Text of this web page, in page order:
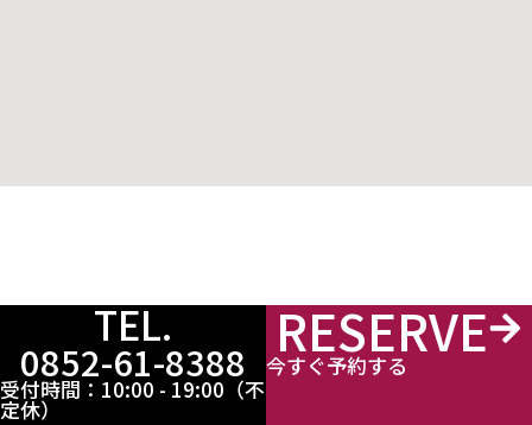
TEL.
0852-61-8388
受付時間：10:00 - 19:00（不
定休）
RESERVE
今すぐ予約する